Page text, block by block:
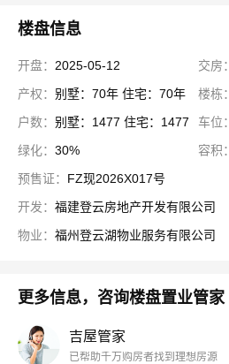
楼盘信息
开盘： 2025-05-12 交房：
产权： 别墅：70年 住宅：70年 楼栋：
户数： 别墅：1477 住宅：1477 车位：
绿化： 30% 容积：
预售证： FZ现2026X017号
开发： 福建登云房地产开发有限公司
物业： 福州登云湖物业服务有限公司
更多信息，咨询楼盘置业管家
吉屋管家
已帮助千万购房者找到理想房源